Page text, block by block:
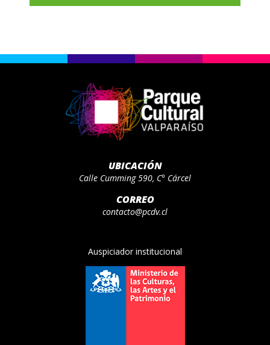
UBICACIÓN
Calle Cumming 590, C° Cárcel
CORREO
contacto@pcdv.cl
Auspiciador institucional